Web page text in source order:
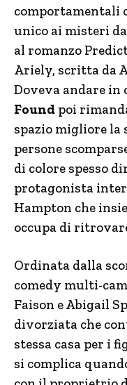
comportamentali
unico ai misteri
al romanzo
Ariely, scritta da
Doveva andare in
Found poi
spazio migliore la
persone
di colore spesso
protagonista
Hampton che
occupa di
Ordinata dalla
comedy multi-
Faison e Abigail
divorziata che
stessa casa per i
si complica